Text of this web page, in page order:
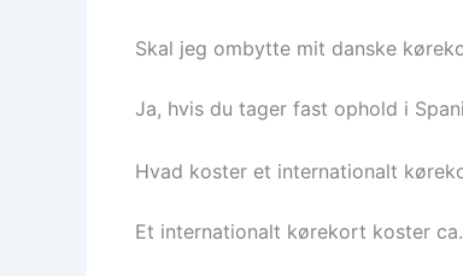
Skal jeg ombytte mit danske
Ja, hvis du tager fast ophold i
Hvad koster et internationalt
Et internationalt kørekort koster